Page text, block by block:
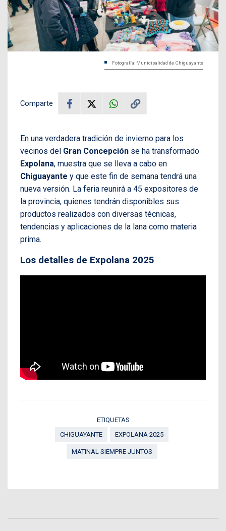
Fotografía: Municipalidad de Chiguayante
Comparte
En una verdadera tradición de invierno para los
vecinos del Gran Concepción se ha transformado
Expolana, muestra que se lleva a cabo en
Chiguayante y que este fin de semana tendrá una
nueva versión. La feria reunirá a 45 expositores de
la provincia, quienes tendrán disponibles sus
productos realizados con diversas técnicas,
tendencias y aplicaciones de la lana como materia
prima.
Los detalles de Expolana 2025
ETIQUETAS
CHIGUAYANTE
EXPOLANA 2025
MATINAL SIEMPRE JUNTOS